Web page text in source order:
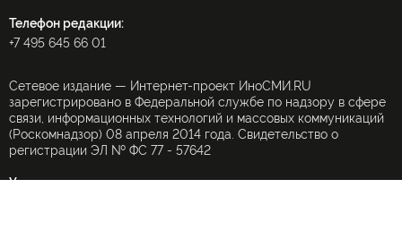
Телефон редакции:
+7 495 645 66 01
Сетевое издание — Интернет-проект ИноСМИ.RU
зарегистрировано в Федеральной службе по надзору в сфере
связи, информационных технологий и массовых коммуникаций
(Роскомнадзор) 08 апреля 2014 года. Свидетельство о
регистрации ЭЛ № ФС 77 - 57642
Учредитель: